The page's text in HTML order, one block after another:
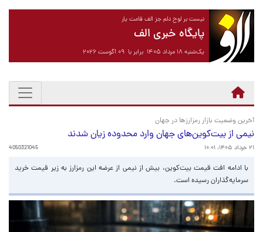
نیست بر لوح دلم جز الف قامت یار
پایگاه خبری الف
یک‌شنبه ۱۸ مرداد ۱۴۰۵ برابر با ۰۹ آگوست ۲۰۲۶
آخرین وضعیت بازار رمزارزها در جهان
نیمی از بیت‌کوین‌های جهان وارد محدوده زیان شدند
۲۱ خرداد ۱۴۰۵، ۱۰:۰۱ 4050321045
با ادامه افت قیمت بیت‌کوین، بیش از نیمی از عرضه این رمزارز به زیر قیمت خرید
سرمایه‌گذاران رسیده است.